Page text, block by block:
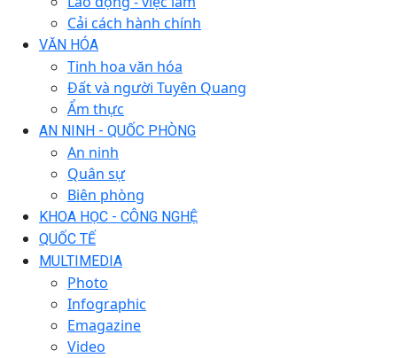
Cải cách hành chính
VĂN HÓA
Tinh hoa văn hóa
Đất và người Tuyên Quang
Ẩm thực
AN NINH - QUỐC PHÒNG
An ninh
Quân sự
Biên phòng
KHOA HỌC - CÔNG NGHỆ
QUỐC TẾ
MULTIMEDIA
Photo
Infographic
Emagazine
Video